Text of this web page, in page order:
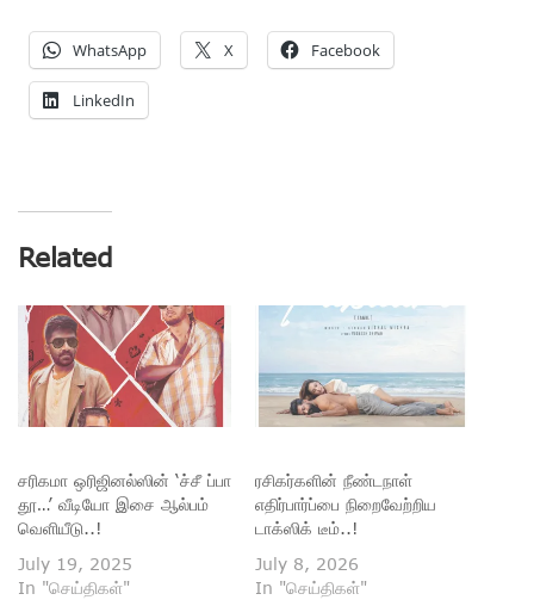
WhatsApp X Facebook
LinkedIn
Related
சரிகமா ஒரிஜினல்ஸின் ‘ச்சீ ப்பா
தூ…’ வீடியோ இசை ஆல்பம்
வெளியீடு..!
July 19, 2025
In "செய்திகள்"
ரசிகர்களின் நீண்டநாள்
எதிர்பார்ப்பை நிறைவேற்றிய
டாக்ஸிக் டீம்..!
July 8, 2026
In "செய்திகள்"